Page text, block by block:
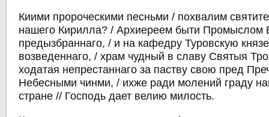
Киими пророческими песньми / похвалим
нашего Кирилла? / Архиереем быти Промыслом
предызбраннаго, / и на кафедру Туровскую
возведеннаго, / храм чудный в славу Святыя
ходатая непрестаннаго за паству свою пред
Небесными чинми, / ихже ради молений граду
стране // Господь дает велию милость.